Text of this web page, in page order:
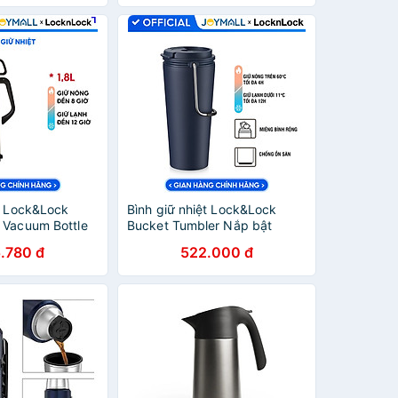
silicone chống trượt - JoyMall
Bottle
hãng có
dùng làm cốc
đ
Bình giữ nhiệt Lock&Lock
Bucket Tumbler Nắp bật
navy LHC4269NVY 540ml -
Hàng chính hãng thép không
gỉ quai xách tiện lợi - JoyMall
522.000 đ